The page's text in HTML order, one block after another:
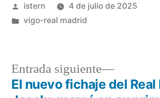
Publicado
por
istern
4 de julio de 2025
Publicado
vigo-real madrid
Entrada siguiente
Entrada
El nuevo fichaje del